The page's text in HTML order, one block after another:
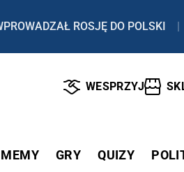
ROSJĘ DO POLSKI |
WESPRZYJ
MEMY GRY QUIZY